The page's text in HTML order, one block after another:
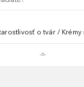
o tvár Krémy